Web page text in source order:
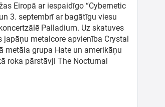
Eiropā ar iespaidīgo “Cybernetic
3. septembrī ar bagātīgu viesu
Palladium. Uz skatuves
japāņu metalcore apvienība Crystal
metāla grupa Hate un amerikāņu
roka pārstāvji The Nocturnal